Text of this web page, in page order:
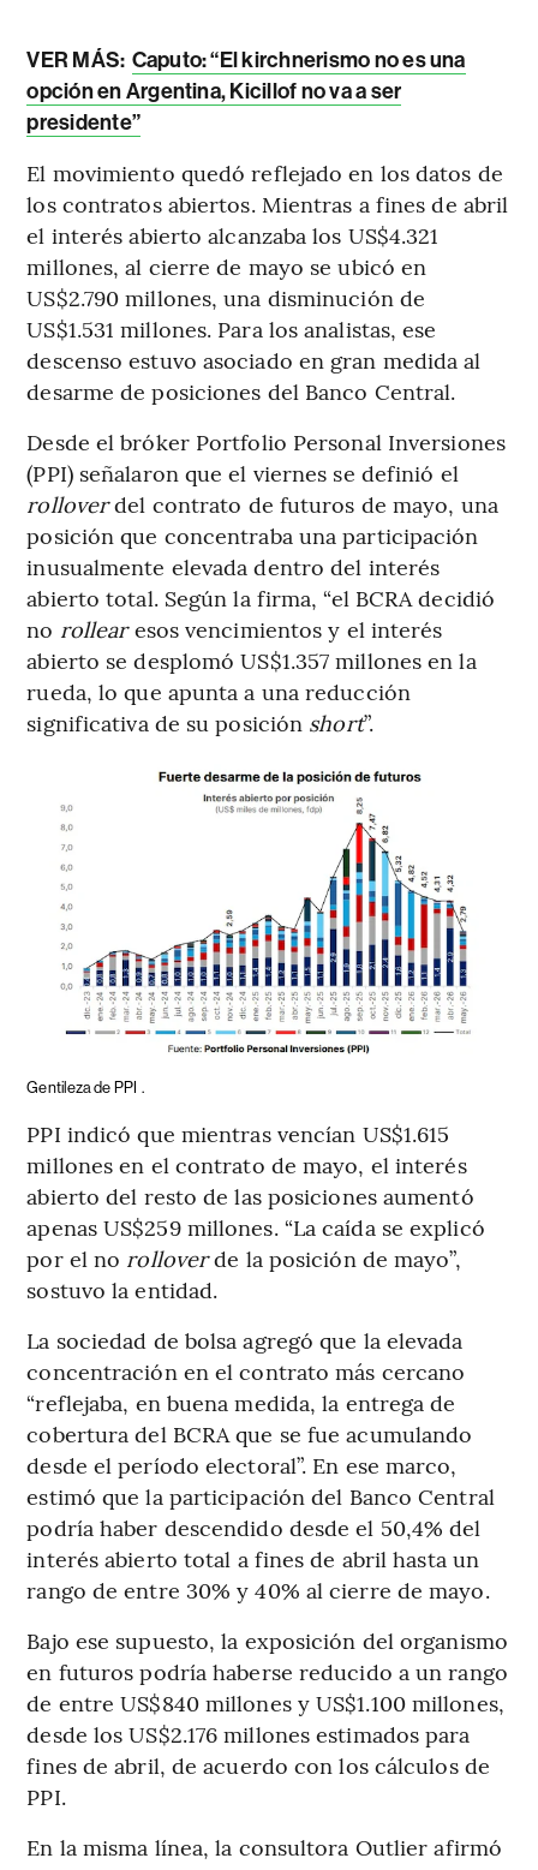
VER MÁS: Caputo: “El kirchnerismo no es una
opción en Argentina, Kicillof no va a ser
presidente”
El movimiento quedó reflejado en los datos de
los contratos abiertos. Mientras a fines de abril
el interés abierto alcanzaba los US$4.321
millones, al cierre de mayo se ubicó en
US$2.790 millones, una disminución de
US$1.531 millones. Para los analistas, ese
descenso estuvo asociado en gran medida al
desarme de posiciones del Banco Central.
Desde el bróker Portfolio Personal Inversiones
(PPI) señalaron que el viernes se definió el
rolloverdel contrato de futuros de mayo, una
posición que concentraba una participación
inusualmente elevada dentro del interés
abierto total. Según la firma, “el BCRA decidió
no rollearesos vencimientos y el interés
abierto se desplomó US$1.357 millones en la
rueda, lo que apunta a una reducción
significativa de su posición short”.
Gentileza de PPI .
PPI indicó que mientras vencían US$1.615
millones en el contrato de mayo, el interés
abierto del resto de las posiciones aumentó
apenas US$259 millones. “La caída se explicó
por el no rolloverde la posición de mayo”,
sostuvo la entidad.
La sociedad de bolsa agregó que la elevada
concentración en el contrato más cercano
“reflejaba, en buena medida, la entrega de
cobertura del BCRA que se fue acumulando
desde el período electoral”. En ese marco,
estimó que la participación del Banco Central
podría haber descendido desde el 50,4% del
interés abierto total a fines de abril hasta un
rango de entre 30% y 40% al cierre de mayo.
Bajo ese supuesto, la exposición del organismo
en futuros podría haberse reducido a un rango
de entre US$840 millones y US$1.100 millones,
desde los US$2.176 millones estimados para
fines de abril, de acuerdo con los cálculos de
PPI.
En la misma línea, la consultora Outlier afirmó